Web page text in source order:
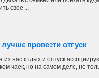
свое ...
лучше провести отпуск
из нас отдых и отпуск
чаек, но на самом деле, не